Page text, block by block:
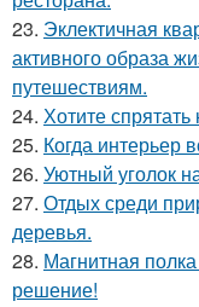
23. Эклектичная
активного образа
путешествиям.
24. Хотите
25. Когда интерьер
26. Уютный уголок
27. Отдых среди
деревья.
28. Магнитная
решение!